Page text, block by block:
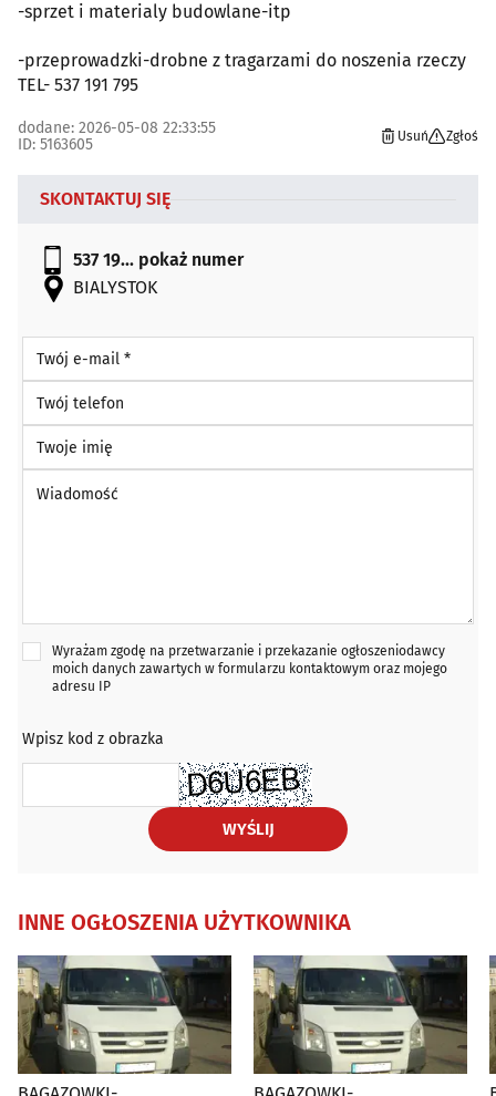
-sprzet i materialy budowlane-itp
-przeprowadzki-drobne z tragarzami do noszenia rzeczy
TEL- 537 191 795
dodane: 2026-05-08 22:33:55
ID: 5163605
Usuń Zgłoś
SKONTAKTUJ SIĘ
537 19... pokaż numer
BIALYSTOK
Twój e-mail *
Twój telefon
Twoje imię
Wyrażam zgodę na przetwarzanie i przekazanie ogłoszeniodawcy
moich danych zawartych w formularzu kontaktowym oraz mojego
adresu IP
Wpisz kod z obrazka
WYŚLIJ
INNE OGŁOSZENIA UŻYTKOWNIKA